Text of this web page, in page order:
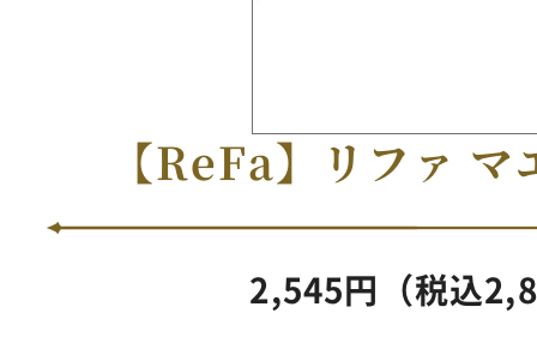
【ReFa】リファ
2,545円（税込